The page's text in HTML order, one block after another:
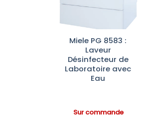
Miele PG 8583 :
Laveur
Désinfecteur de
Laboratoire avec
Eau
Sur commande